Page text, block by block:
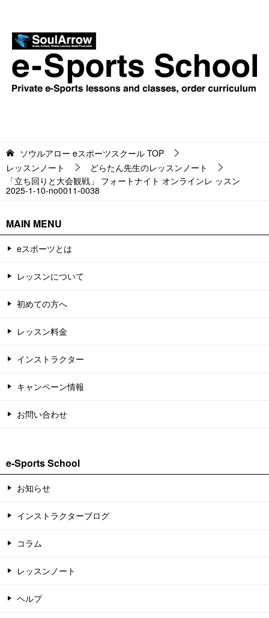
ソウルアロー eスポーツスクール TOP
レッスンノート
どらたん先生のレッスンノート
「立ち回りと大会観戦」 フォートナイト オンラインレ ッスン
2025-1-10-no0011-0038
MAIN MENU
eスポーツとは
レッスンについて
初めての方へ
レッスン料金
インストラクター
キャンペーン情報
お問い合わせ
e-Sports School
お知らせ
インストラクターブログ
コラム
レッスンノート
ヘルプ